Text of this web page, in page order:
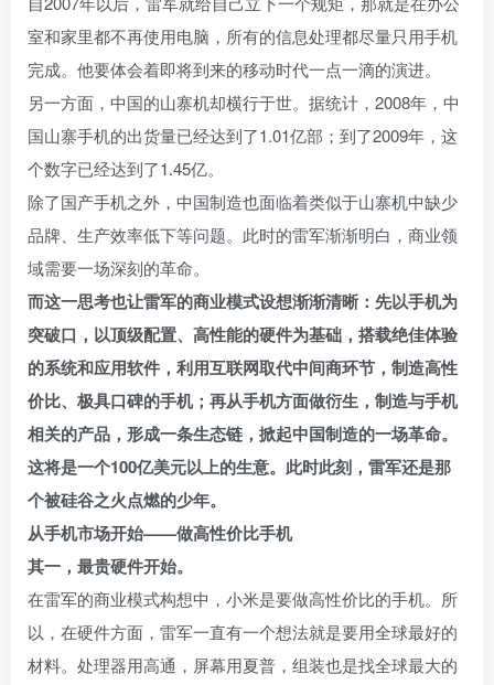
室和家里都不再使用电脑，所有的信息处理都尽量只用手机
完成。他要体会着即将到来的移动时代一点一滴的演进。
另一方面，中国的山寨机却横行于世。据统计，2008年，中
国山寨手机的出货量已经达到了1.01亿部；到了2009年，这
个数字已经达到了1.45亿。
除了国产手机之外，中国制造也面临着类似于山寨机中缺少
品牌、生产效率低下等问题。此时的雷军渐渐明白，商业领
域需要一场深刻的革命。
而这一思考也让雷军的商业模式设想渐渐清晰：先以手机为
突破口，以顶级配置、高性能的硬件为基础，搭载绝佳体验
的系统和应用软件，利用互联网取代中间商环节，制造高性
价比、极具口碑的手机；再从手机方面做衍生，制造与手机
相关的产品，形成一条生态链，掀起中国制造的一场革命。
这将是一个100亿美元以上的生意。此时此刻，雷军还是那
个被硅谷之火点燃的少年。
从手机市场开始——做高性价比手机
其一，最贵硬件开始。
在雷军的商业模式构想中，小米是要做高性价比的手机。所
以，在硬件方面，雷军一直有一个想法就是要用全球最好的
材料。处理器用高通，屏幕用夏普，组装也是找全球最大的